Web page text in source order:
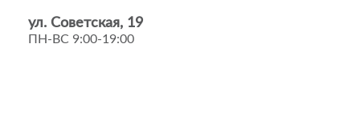
ул. Советская, 19
ПН-ВС 9:00-19:00